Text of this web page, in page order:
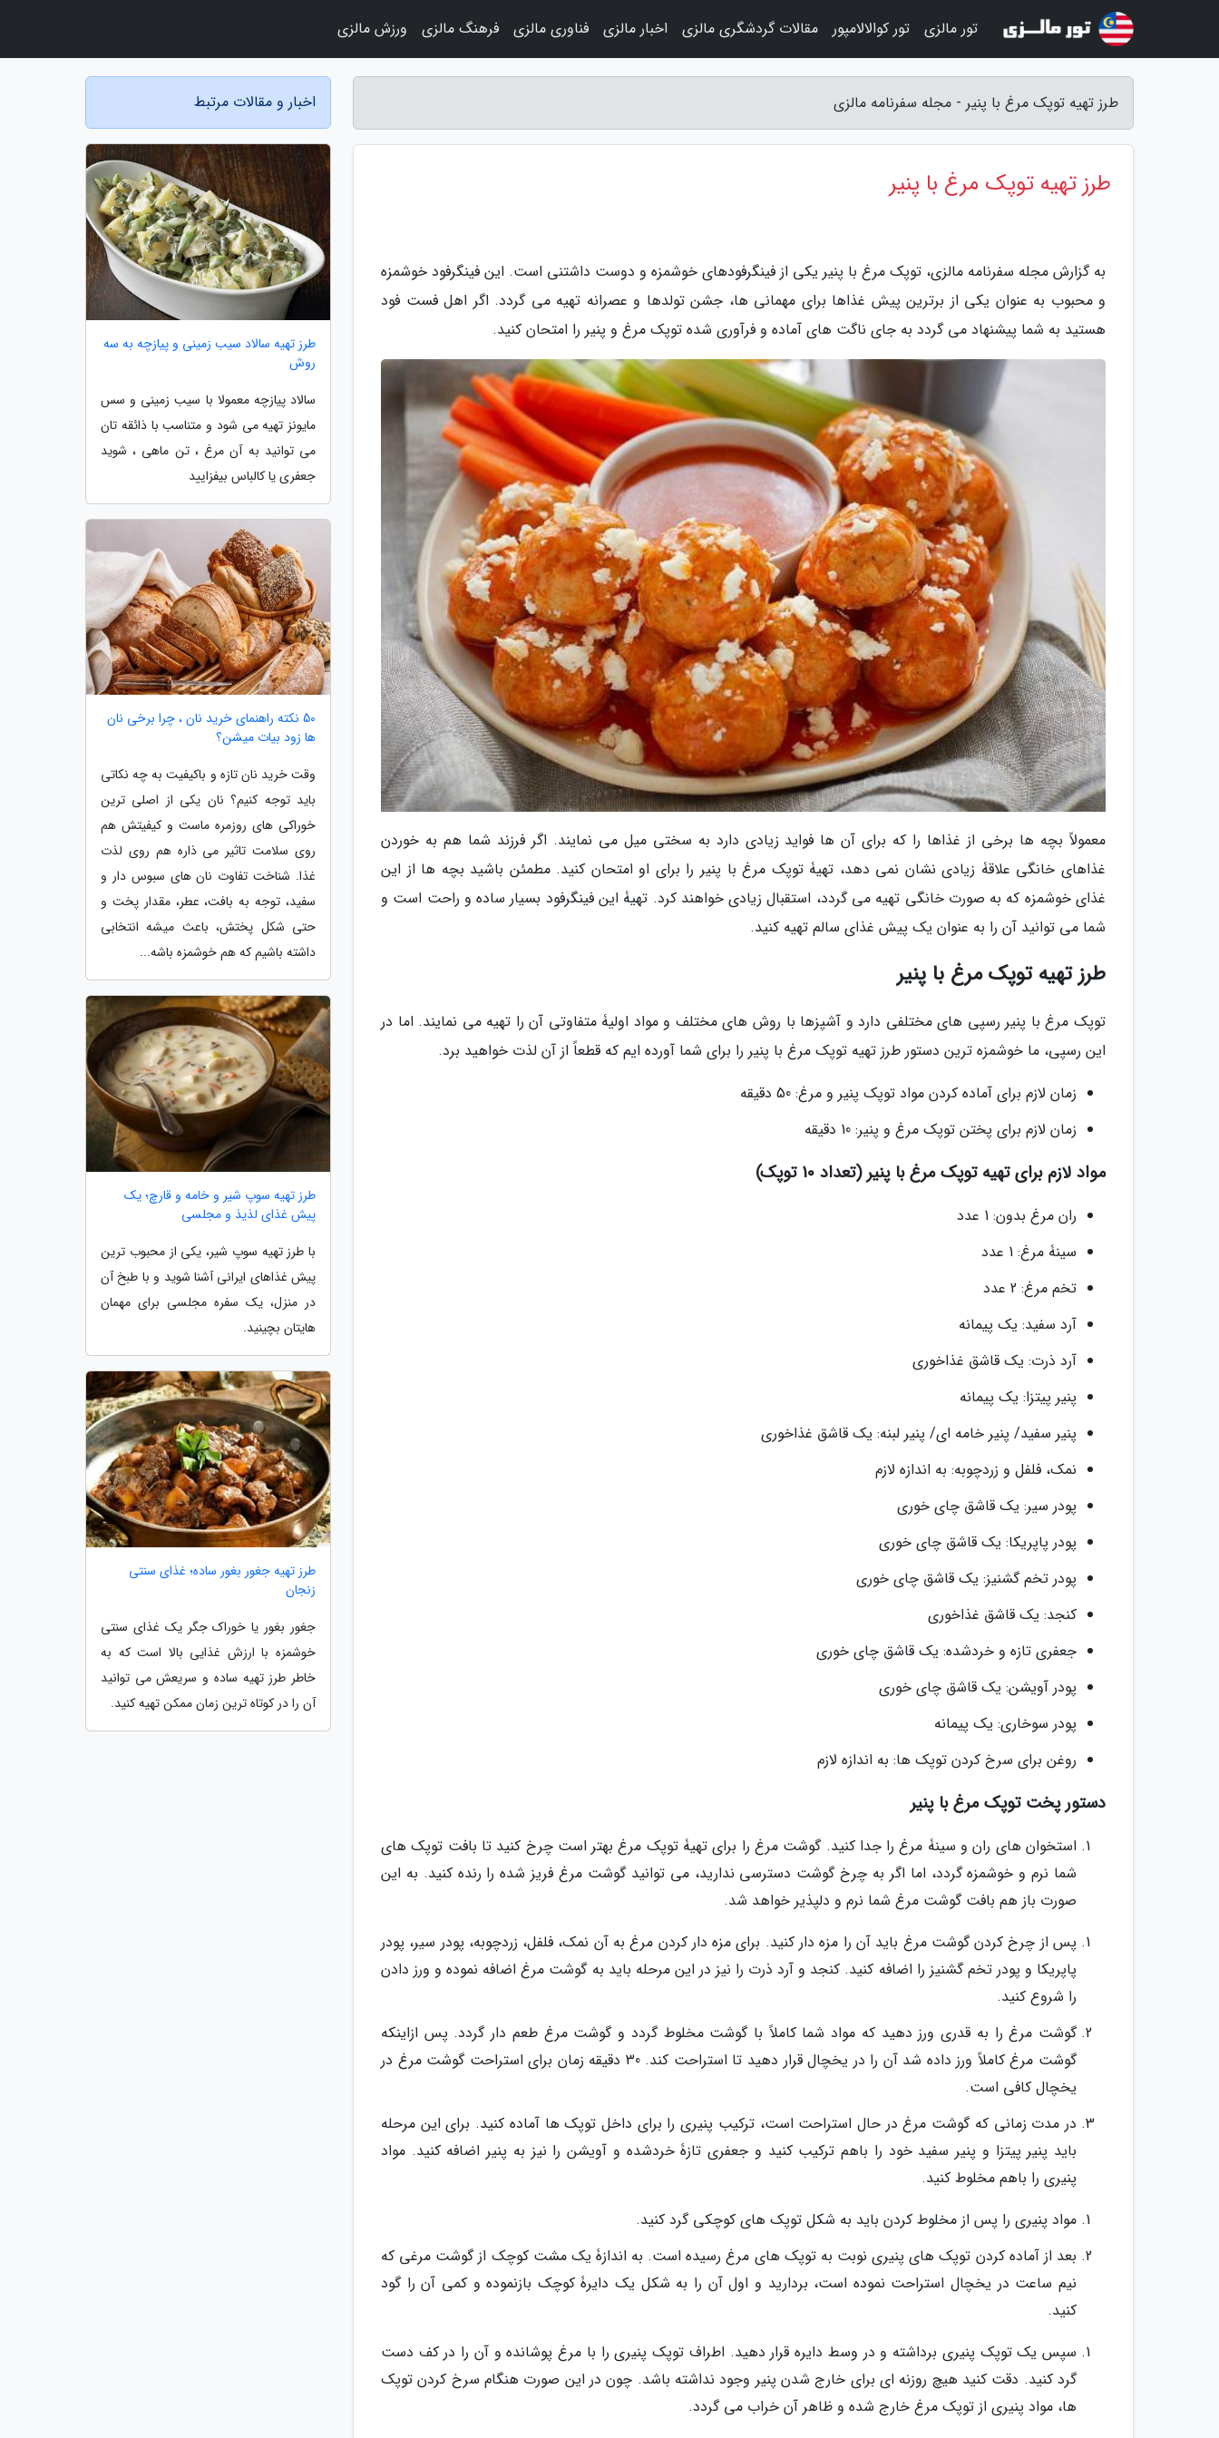
طرز تهیه توپک مرغ با پنیر - مجله سفرنامه مالزی
طرز تهیه توپک مرغ با پنیر
به گزارش مجله سفرنامه مالزی، توپک مرغ با پنیر یکی از فینگرفودهای خوشمزه و دوست داشتنی است. این فینگرفود خوشمزه
و محبوب به عنوان یکی از برترین پیش غذاها برای مهمانی ها، جشن تولدها و عصرانه تهیه می گردد. اگر اهل فست فود
هستید به شما پیشنهاد می گردد به جای ناگت های آماده و فرآوری شده توپک مرغ و پنیر را امتحان کنید.
معمولاً بچه ها برخی از غذاها را که برای آن ها فواید زیادی دارد به سختی میل می نمایند. اگر فرزند شما هم به خوردن
غذاهای خانگی علاقۀ زیادی نشان نمی دهد، تهیۀ توپک مرغ با پنیر را برای او امتحان کنید. مطمئن باشید بچه ها از این
غذای خوشمزه که به صورت خانگی تهیه می گردد، استقبال زیادی خواهند کرد. تهیۀ این فینگرفود بسیار ساده و راحت است و
شما می توانید آن را به عنوان یک پیش غذای سالم تهیه کنید.
طرز تهیه توپک مرغ با پنیر
توپک مرغ با پنیر رسپی های مختلفی دارد و آشپزها با روش های مختلف و مواد اولیۀ متفاوتی آن را تهیه می نمایند. اما در
این رسپی، ما خوشمزه ترین دستور طرز تهیه توپک مرغ با پنیر را برای شما آورده ایم که قطعاً از آن لذت خواهید برد.
زمان لازم برای آماده کردن مواد توپک پنیر و مرغ: 50 دقیقه
زمان لازم برای پختن توپک مرغ و پنیر: 10 دقیقه
مواد لازم برای تهیه توپک مرغ با پنیر (تعداد 10 توپک)
ران مرغ بدون: 1 عدد
سینۀ مرغ: 1 عدد
تخم مرغ: 2 عدد
آرد سفید: یک پیمانه
آرد ذرت: یک قاشق غذاخوری
پنیر پیتزا: یک پیمانه
پنیر سفید/ پنیر خامه ای/ پنیر لبنه: یک قاشق غذاخوری
نمک، فلفل و زردچوبه: به اندازه لازم
پودر سیر: یک قاشق چای خوری
پودر پاپریکا: یک قاشق چای خوری
پودر تخم گشنیز: یک قاشق چای خوری
کنجد: یک قاشق غذاخوری
جعفری تازه و خردشده: یک قاشق چای خوری
پودر آویشن: یک قاشق چای خوری
پودر سوخاری: یک پیمانه
روغن برای سرخ کردن توپک ها: به اندازه لازم
دستور پخت توپک مرغ با پنیر
استخوان های ران و سینۀ مرغ را جدا کنید. گوشت مرغ را برای تهیۀ توپک مرغ بهتر است چرخ کنید تا بافت توپک های
شما نرم و خوشمزه گردد، اما اگر به چرخ گوشت دسترسی ندارید، می توانید گوشت مرغ فریز شده را رنده کنید. به این
صورت باز هم بافت گوشت مرغ شما نرم و دلپذیر خواهد شد.
پس از چرخ کردن گوشت مرغ باید آن را مزه دار کنید. برای مزه دار کردن مرغ به آن نمک، فلفل، زردچوبه، پودر سیر، پودر
پاپریکا و پودر تخم گشنیز را اضافه کنید. کنجد و آرد ذرت را نیز در این مرحله باید به گوشت مرغ اضافه نموده و ورز دادن
را شروع کنید.
گوشت مرغ را به قدری ورز دهید که مواد شما کاملاً با گوشت مخلوط گردد و گوشت مرغ طعم دار گردد. پس ازاینکه
گوشت مرغ کاملاً ورز داده شد آن را در یخچال قرار دهید تا استراحت کند. 30 دقیقه زمان برای استراحت گوشت مرغ در
یخچال کافی است.
در مدت زمانی که گوشت مرغ در حال استراحت است، ترکیب پنیری را برای داخل توپک ها آماده کنید. برای این مرحله
باید پنیر پیتزا و پنیر سفید خود را باهم ترکیب کنید و جعفری تازۀ خردشده و آویشن را نیز به پنیر اضافه کنید. مواد
پنیری را باهم مخلوط کنید.
مواد پنیری را پس از مخلوط کردن باید به شکل توپک های کوچکی گرد کنید.
بعد از آماده کردن توپک های پنیری نوبت به توپک های مرغ رسیده است. به اندازۀ یک مشت کوچک از گوشت مرغی که
نیم ساعت در یخچال استراحت نموده است، بردارید و اول آن را به شکل یک دایرۀ کوچک بازنموده و کمی آن را گود
کنید.
سپس یک توپک پنیری برداشته و در وسط دایره قرار دهید. اطراف توپک پنیری را با مرغ پوشانده و آن را در کف دست
گرد کنید. دقت کنید هیچ روزنه ای برای خارج شدن پنیر وجود نداشته باشد. چون در این صورت هنگام سرخ کردن توپک
ها، مواد پنیری از توپک مرغ خارج شده و ظاهر آن خراب می گردد.
اخبار و مقالات مرتبط
طرز تهیه سالاد سیب زمینی و پیازچه به سه
روش
سالاد پیازچه معمولا با سیب زمینی و سس
مایونز تهیه می شود و متناسب با ذائقه تان
می توانید به آن مرغ ، تن ماهی ، شوید
جعفری یا کالباس بیفزایید
50 نکته راهنمای خرید نان ، چرا برخی نان
ها زود بیات میشن؟
وقت خرید نان تازه و باکیفیت به چه نکاتی
باید توجه کنیم؟ نان یکی از اصلی ترین
خوراکی های روزمره ماست و کیفیتش هم
روی سلامت تاثیر می ذاره هم روی لذت
غذا. شناخت تفاوت نان های سبوس دار و
سفید، توجه به بافت، عطر، مقدار پخت و
حتی شکل پختش، باعث میشه انتخابی
داشته باشیم که هم خوشمزه باشه...
طرز تهیه سوپ شیر و خامه و قارچ؛ یک
پیش غذای لذیذ و مجلسی
با طرز تهیه سوپ شیر، یکی از محبوب ترین
پیش غذاهای ایرانی آشنا شوید و با طبخ آن
در منزل، یک سفره مجلسی برای مهمان
هایتان بچینید.
طرز تهیه جغور بغور ساده؛ غذای سنتی
زنجان
جغور بغور یا خوراک جگر یک غذای سنتی
خوشمزه با ارزش غذایی بالا است که به
خاطر طرز تهیه ساده و سریعش می توانید
آن را در کوتاه ترین زمان ممکن تهیه کنید.
تور مالزی تور کوالالامپور مقالات گردشگری مالزی اخبار مالزی فناوری مالزی فرهنگ مالزی ورزش مالزی